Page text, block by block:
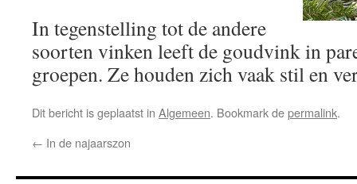
In tegenstelling tot de andere
soorten vinken leeft de goudvink in
groepen. Ze houden zich vaak stil en
Dit bericht is geplaatst in Algemeen. Bookmark depermalink.
← In de najaarszon